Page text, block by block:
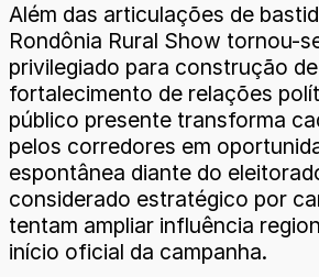
Além das articulações de
Rondônia Rural Show tornou-
privilegiado para construção
fortalecimento de relações
público presente transforma
pelos corredores em
espontânea diante do
considerado estratégico por
tentam ampliar influência
início oficial da campanha.